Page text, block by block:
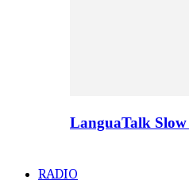
LanguaTalk
RADIO